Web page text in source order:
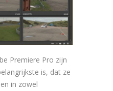
Premiere Pro zijn
is, dat ze
in zowel